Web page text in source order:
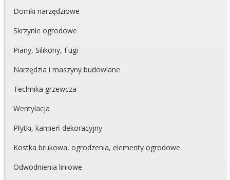
Domki narzędziowe
Skrzynie ogrodowe
Piany, Silikony, Fugi
Narzędzia i maszyny budowlane
Technika grzewcza
Wentylacja
Płytki, kamień dekoracyjny
Kostka brukowa, ogrodzenia, elementy ogrodowe
Odwodnienia liniowe